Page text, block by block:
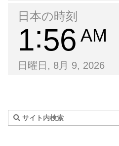
日本の時刻
1 56 AM
日曜日, 8月 9, 2026